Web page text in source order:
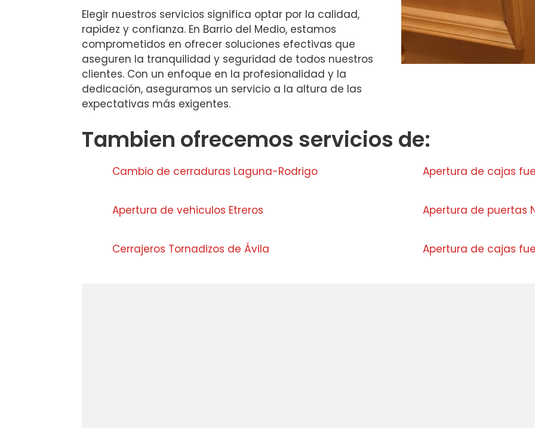
Elegir nuestros servicios significa optar por la calidad,
rapidez y confianza. En Barrio del Medio, estamos
comprometidos en ofrecer soluciones efectivas que
aseguren la tranquilidad y seguridad de todos nuestros
clientes. Con un enfoque en la profesionalidad y la
dedicación, aseguramos un servicio a la altura de las
expectativas más exigentes.
Tambien ofrecemos servicios de:
Cambio de cerraduras Laguna-Rodrigo Apertura de cajas
Apertura de vehiculos Etreros Apertura de puertas
Cerrajeros Tornadizos de Ávila Apertura de cajas